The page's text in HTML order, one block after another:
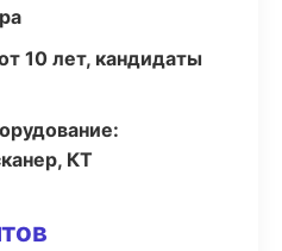
10 лет, кандидаты
КТ